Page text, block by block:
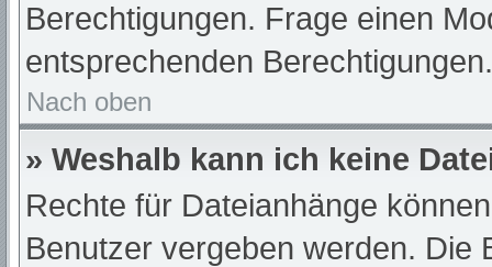
Berechtigungen. Frage einen
entsprechenden Berechtigungen.
Nach oben
» Weshalb kann ich keine
Rechte für Dateianhänge
Benutzer vergeben werden. Die